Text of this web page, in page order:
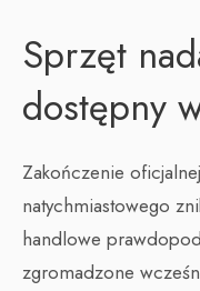
Sprzęt
dostępny
Zakończenie
natychmiastowego
handlowe
zgromadzone